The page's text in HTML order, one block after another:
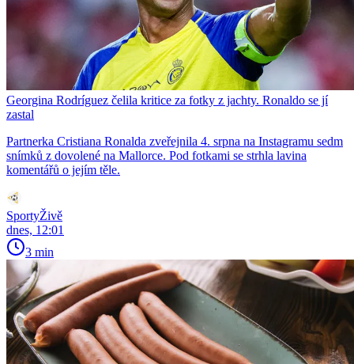
Georgina Rodríguez čelila kritice za fotky z jachty. Ronaldo se jí
zastal
Partnerka Cristiana Ronalda zveřejnila 4. srpna na Instagramu sedm
snímků z dovolené na Mallorce. Pod fotkami se strhla lavina
komentářů o jejím těle.
SportyŽivě
dnes, 12:01
3 min